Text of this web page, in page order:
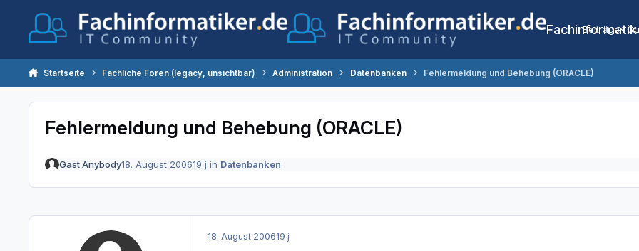
Beiträge
Startseite Fachliche Foren (legacy, unsichtbar) Administration Datenbanken Fehlermeldung und Behebung (ORACLE)
Fehlermeldung und Behebung (ORACLE)
Gast Anybody18. August 200619 j in Datenbanken
18. August 200619 j